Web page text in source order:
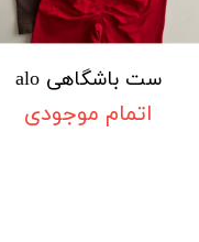
ست باشگاهی alo
اتمام موجودی